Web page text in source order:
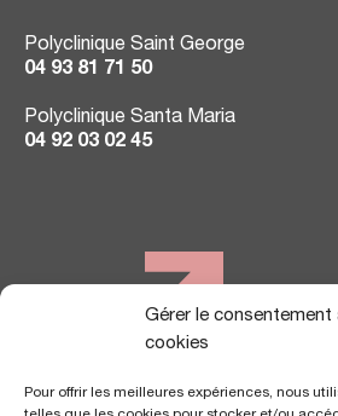
Gérer le consentement
cookies
Pour offrir les meilleures expériences, nous
Polyclinique Saint George
04 93 81 71 50
Polyclinique Santa Maria
04 92 03 02 45